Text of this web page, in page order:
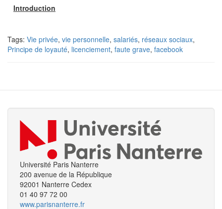
Introduction
Tags: Vie privée, vie personnelle, salariés, réseaux sociaux,
Principe de loyauté, licenciement, faute grave, facebook
Université Paris Nanterre
200 avenue de la République
92001 Nanterre Cedex
01 40 97 72 00
www.parisnanterre.fr